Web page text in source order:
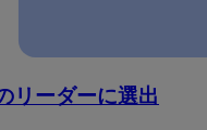
リーダーに選出